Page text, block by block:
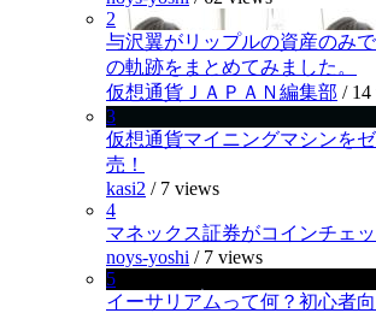
2
与沢翼がリップルの資産のみ
の軌跡をまとめてみました。
仮想通貨ＪＡＰＡＮ編集部 / 14
3
仮想通貨マイニングマシンを
売！
kasi2 / 7 views
4
マネックス証券がコインチェッ
noys-yoshi / 7 views
5
イーサリアムって何？初心者